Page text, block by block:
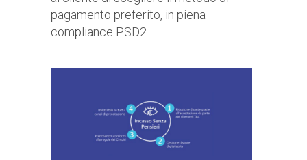
pagamento preferito, in piena
compliance PSD2.